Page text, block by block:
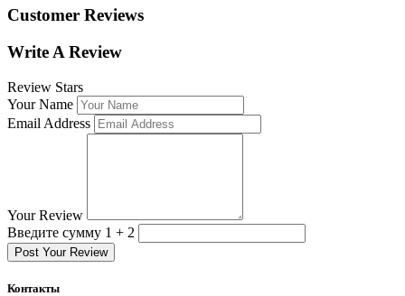
Customer Reviews
Write A Review
Review Stars
Your Name
Email Address
Your Review
Введите сумму 1 + 2
Post Your Review
Контакты